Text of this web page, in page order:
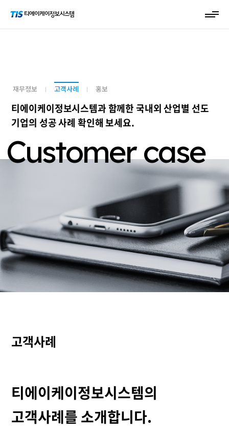
재무정보 고객사례 홍보
티에이케이정보시스템과 함께한 국내외 산업별 선도
기업의 성공 사례 확인해 보세요.
Customer case
고객사례
티에이케이정보시스템의
고객사례를 소개합니다.